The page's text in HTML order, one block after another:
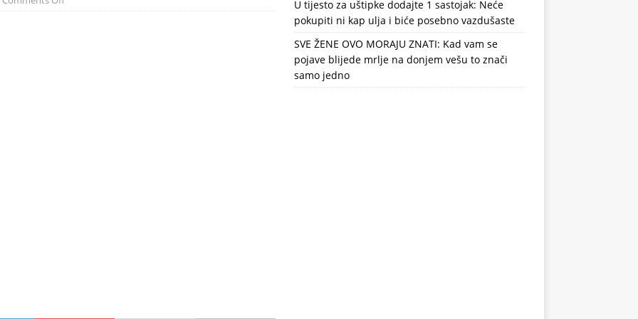
U tijesto za uštipke dodajte 1 sastojak: Neće
pokupiti ni kap ulja i biće posebno vazdušaste
SVE ŽENE OVO MORAJU ZNATI: Kad vam se
pojave blijede mrlje na donjem vešu to znači
samo jedno